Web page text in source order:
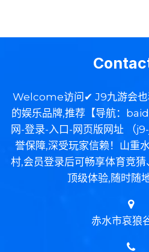
Welcome访问✔ J9九游会也
的娱乐品牌,推荐【导航：
网-登录-入口-网页版网址 （
誉保障,深受玩家信赖！山重
村,会员登录后可畅享体育竞
顶级体验,随时随
赤水市哀狼